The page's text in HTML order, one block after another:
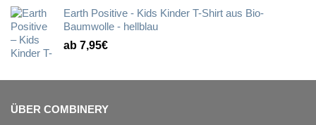
Earth Positive - Kids Kinder T-Shirt aus Bio-
Baumwolle - hellblau
ab 7,95€
ÜBER COMBINERY